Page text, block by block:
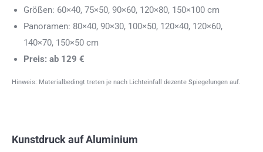
Größen: 60×40, 75×50, 90×60, 120×80, 150×100 cm
Panoramen: 80×40, 90×30, 100×50, 120×40, 120×60,
140×70, 150×50 cm
Preis: ab 129 €
Hinweis: Materialbedingt treten je nach Lichteinfall dezente Spiegelungen auf.
Kunstdruck auf Aluminium